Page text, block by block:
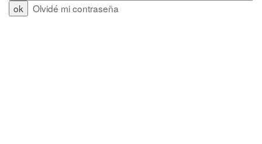
Olvidé mi contraseña